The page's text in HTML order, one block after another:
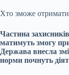
Хто зможе
Частина
матимуть змогу
Держава внесла
норми почнуть